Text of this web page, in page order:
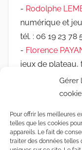
Gérer
Pour offrir les meilleures
telles que les cookies
appareils. Le fait de
traiter des données telles
- Rodolphe
numérique et
tél. : 06 19 23 78
- Florence
jeux de plateau,
Rhône et les
-Camille
accessibilité,
tél. : 06 12 77 19